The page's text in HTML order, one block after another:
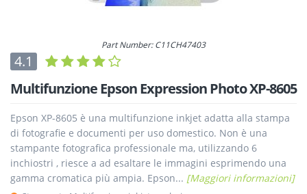
Part Number: C11CH47403
4.1
Multifunzione Epson Expression Photo XP-8605
Epson XP-8605 è una multifunzione inkjet adatta alla stampa
di fotografie e documenti per uso domestico. Non è una
stampante fotografica professionale ma, utilizzando 6
inchiostri , riesce a ad esaltare le immagini esprimendo una
gamma cromatica più ampia. Epson... [Maggiori informazioni]